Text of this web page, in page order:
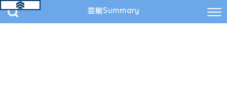
芸能Summary